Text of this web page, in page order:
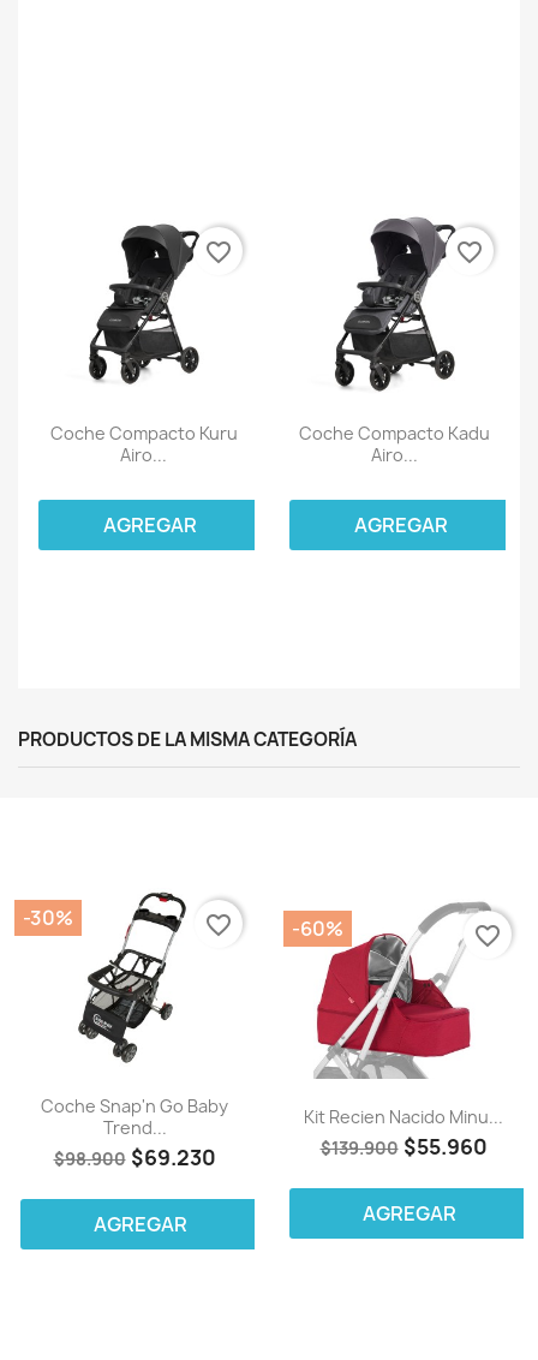
Coche Compacto Kuru
Airo...
AGREGAR
favorite_border
Coche Compacto Kadu
Airo...
AGREGAR
favorite_border
PRODUCTOS DE LA MISMA CATEGORÍA
Coche Snap'n Go Baby
Trend...
$98.900 $69.230
-30%
AGREGAR
favorite_border
Kit Recien Nacido Minu...
$139.900 $55.960
-60%
AGREGAR
favorite_border